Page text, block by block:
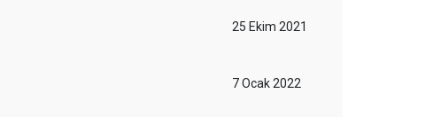
25 Ekim 2021
7 Ocak 2022